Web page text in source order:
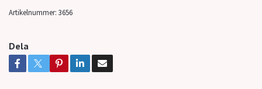
Artikelnummer: 3656
Dela